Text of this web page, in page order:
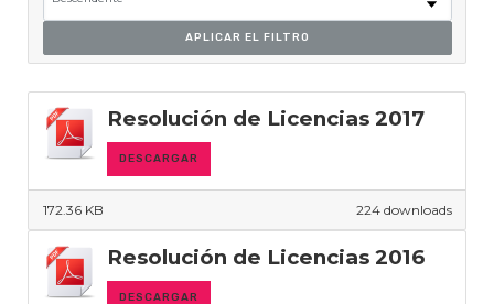
APLICAR EL FILTRO
Resolución de Licencias 2017
DESCARGAR
224 downloads
172.36 KB
Resolución de Licencias 2016
DESCARGAR